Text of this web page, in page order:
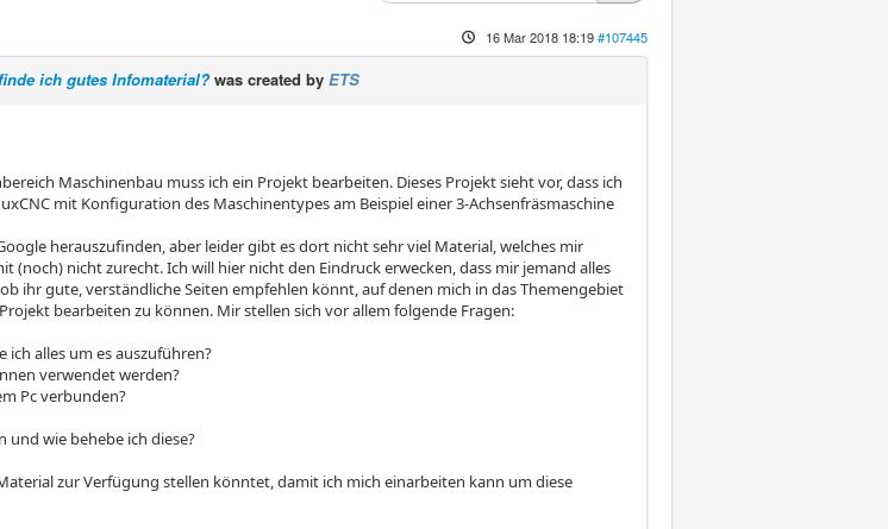
16 Mar 2018 18:19#107445
ich gutes Infomaterial? was created by ETS
Maschinenbau muss ich ein Projekt bearbeiten. Dieses Projekt sieht vor, dass ich
mit Konfiguration des Maschinentypes am Beispiel einer 3-Achsenfräsmaschine
herauszufinden, aber leider gibt es dort nicht sehr viel Material, welches mir
(noch) nicht zurecht. Ich will hier nicht den Eindruck erwecken, dass mir jemand alles
ihr gute, verständliche Seiten empfehlen könnt, auf denen mich in das Themengebiet
bearbeiten zu können. Mir stellen sich vor allem folgende Fragen:
ich alles um es auszuführen?
verwendet werden?
Pc verbunden?
und wie behebe ich diese?
zur Verfügung stellen könntet, damit ich mich einarbeiten kann um diese